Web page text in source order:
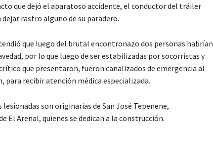
que dejó el aparatoso accidente, el conductor del tráiler
rastro alguno de su paradero.
que luego del brutal encontronazo dos personas habrían
por lo que luego de ser estabilizadas por socorristas y
que presentaron, fueron canalizados de emergencia al
para recibir atención médica especializada.
lesionadas son originarias de San José Tepenene,
El Arenal, quienes se dedican a la construcción.